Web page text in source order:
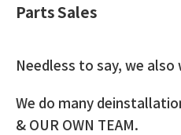
Parts Sales
Needless to say, we
We do many
& OUR OWN TEAM.